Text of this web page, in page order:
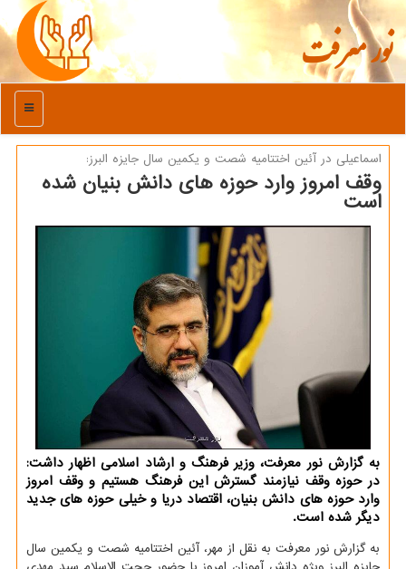
نور معرفت
منو
اسماعیلی در آئین اختتامیه شصت و یكمین سال جایزه البرز:
وقف امروز وارد حوزه های دانش بنیان شده
است
به گزارش نور معرفت، وزیر فرهنگ و ارشاد اسلامی اظهار داشت:
در حوزه وقف نیازمند گسترش این فرهنگ هستیم و وقف امروز
وارد حوزه های دانش بنیان، اقتصاد دریا و خیلی حوزه های جدید
دیگر شده است.
به گزارش نور معرفت به نقل از مهر، آئین اختتامیه شصت و یکمین سال